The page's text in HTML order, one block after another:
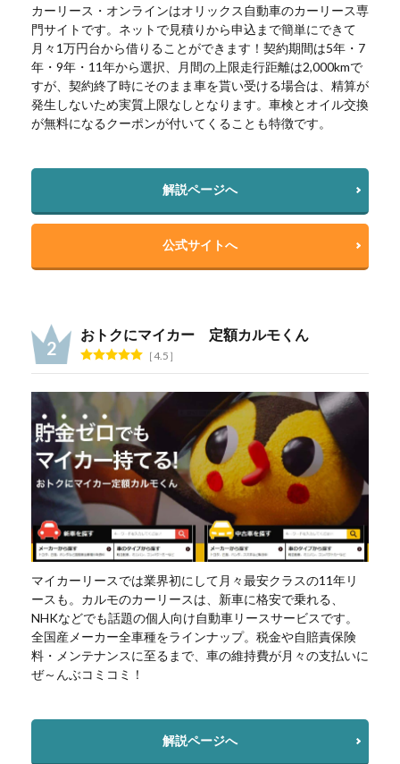
カーリース・オンラインはオリックス自動車のカーリース専
門サイトです。ネットで見積りから申込まで簡単にできて
月々1万円台から借りることができます！契約期間は5年・7
年・9年・11年から選択、月間の上限走行距離は2,000kmで
すが、契約終了時にそのまま車を貰い受ける場合は、精算が
発生しないため実質上限なしとなります。車検とオイル交換
が無料になるクーポンが付いてくることも特徴です。
解説ページへ
公式サイトへ
おトクにマイカー 定額カルモくん
4.5
マイカーリースでは業界初にして月々最安クラスの11年リ
ースも。カルモのカーリースは、新車に格安で乗れる、
NHKなどでも話題の個人向け自動車リースサービスです。
全国産メーカー全車種をラインナップ。税金や自賠責保険
料・メンテナンスに至るまで、車の維持費が月々の支払いに
ぜ～んぶコミコミ！
解説ページへ